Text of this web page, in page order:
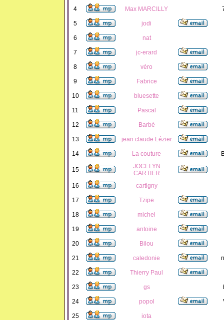
4 Max MARCILLY
5 jodi
6 nat
7 jc-erard
8 véro
9 Fabrice
10 bluesette
11 Pascal
12 Barbé
13 jean claude Lézier
14 La couture
15
JOCELYN
CARTIER
16
cartigny
17 Tzipe
18 michel
19 antoine
20 Bilou
21 caledonie
22 Thierry Paul
23 gs
24 popol
25 iota